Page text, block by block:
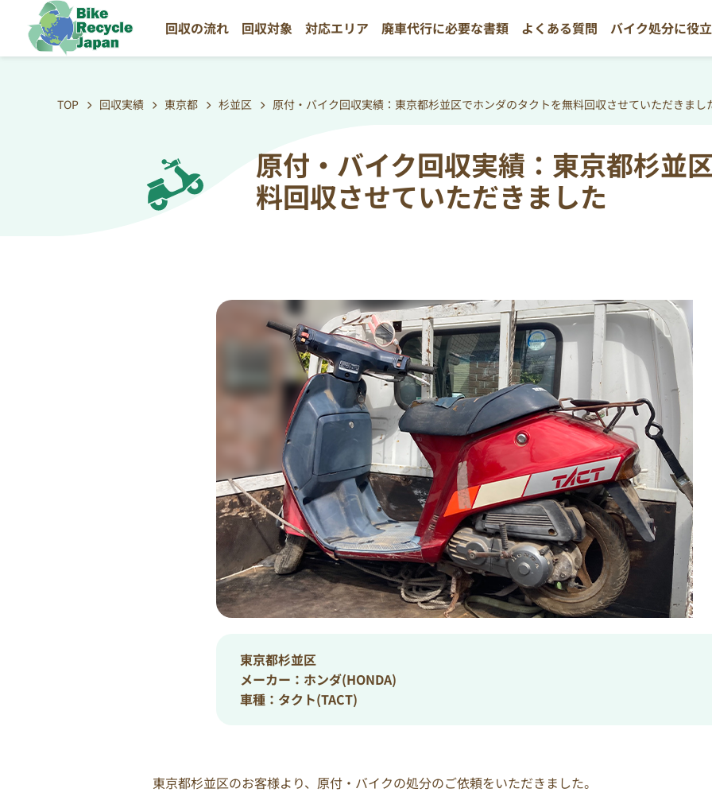
回収の流れ 回収対象 対応エリア 廃車代行に必要な書類 よくある質問 バイク処分に役
TOP 回収実績 東京都 杉並区 原付・バイク回収実績：東京都杉並区でホンダのタクトを無料回収させていただきまし
原付・バイク回収実績：東京都杉並
料回収させていただきました
東京都杉並区
メーカー：ホンダ(HONDA)
車種：タクト(TACT)
東京都杉並区のお客様より、原付・バイクの処分のご依頼をいただきました。